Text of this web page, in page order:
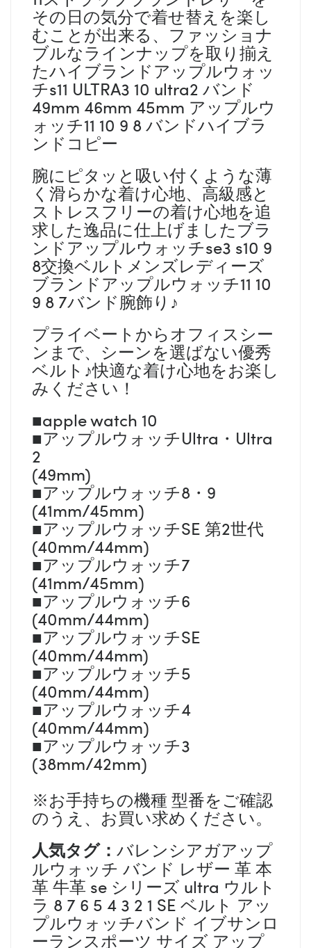
その日の気分で着せ替えを楽し
むことが出来る、ファッショナ
ブルなラインナップを取り揃え
たハイブランドアップルウォッ
チs11 ULTRA3 10 ultra2 バンド
49mm 46mm 45mm アップルウ
ォッチ11 10 9 8 バンドハイブラ
ンドコピー
腕にピタッと吸い付くような薄
く滑らかな着け心地、高級感と
ストレスフリーの着け心地を追
求した逸品に仕上げましたブラ
ンドアップルウォッチse3 s10 9
8交換ベルトメンズレディーズ
ブランドアップルウォッチ11 10
9 8 7バンド腕飾り♪
プライベートからオフィスシー
ンまで、シーンを選ばない優秀
ベルト♪快適な着け心地をお楽し
みください！
■apple watch 10
■アップルウォッチUltra・Ultra
2
(49mm)
■アップルウォッチ8・9
(41mm/45mm)
■アップルウォッチSE 第2世代
(40mm/44mm)
■アップルウォッチ7
(41mm/45mm)
■アップルウォッチ6
(40mm/44mm)
■アップルウォッチSE
(40mm/44mm)
■アップルウォッチ5
(40mm/44mm)
■アップルウォッチ4
(40mm/44mm)
■アップルウォッチ3
(38mm/42mm)
※お手持ちの機種 型番をご確認
のうえ、お買い求めください。
人気タグ： バレンシアガアップ
ルウォッチ バンド レザー 革 本
革 牛革 se シリーズ ultra ウルト
ラ 8 7 6 5 4 3 2 1 SE ベルト アッ
プルウォッチバンド イブサンロ
ーランスポーツ サイズ アップ